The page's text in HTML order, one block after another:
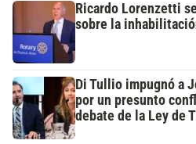
Ricardo Lorenzetti
sobre la
Di Tullio impugnó a
por un presunto
debate de la Ley de